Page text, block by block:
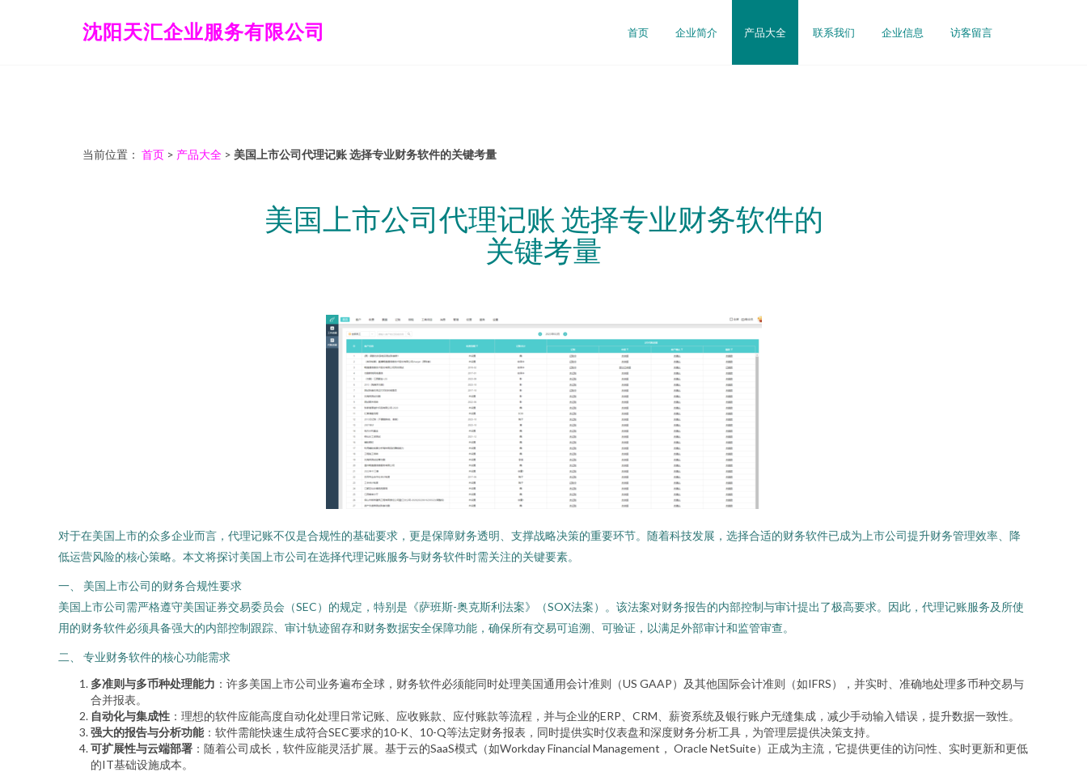
沈阳天汇企业服务有限公司 首页 企业简介 产品大全 联系我们 企业信息 访客留言
当前位置： 首页 > 产品大全 > 美国上市公司代理记账 选择专业财务软件的关键考量
美国上市公司代理记账 选择专业财务软件的
关键考量
对于在美国上市的众多企业而言，代理记账不仅是合规性的基础要求，更是保障财务透明、支撑战略决策的重要环节。随着科技发展，选择合适的财务软件已成为上市公司提升财务管理效率、降
低运营风险的核心策略。本文将探讨美国上市公司在选择代理记账服务与财务软件时需关注的关键要素。
一、 美国上市公司的财务合规性要求
美国上市公司需严格遵守美国证券交易委员会（SEC）的规定，特别是《萨班斯-奥克斯利法案》（SOX法案）。该法案对财务报告的内部控制与审计提出了极高要求。因此，代理记账服务及所使
用的财务软件必须具备强大的内部控制跟踪、审计轨迹留存和财务数据安全保障功能，确保所有交易可追溯、可验证，以满足外部审计和监管审查。
二、 专业财务软件的核心功能需求
多准则与多币种处理能力 ：许多美国上市公司业务遍布全球，财务软件必须能同时处理美国通用会计准则（US GAAP）及其他国际会计准则（如IFRS），并实时、准确地处理多币种交易与
合并报表。
自动化与集成性 ：理想的软件应能高度自动化处理日常记账、应收账款、应付账款等流程，并与企业的ERP、CRM、薪资系统及银行账户无缝集成，减少手动输入错误，提升数据一致性。
强大的报告与分析功能：软件需能快速生成符合SEC要求的10-K、10-Q等法定财务报表，同时提供实时仪表盘和深度财务分析工具，为管理层提供决策支持。
可扩展性与云端部署 ：随着公司成长，软件应能灵活扩展。基于云的SaaS模式（如Workday Financial Management， Oracle NetSuite）正成为主流，它提供更佳的访问性、实时更新和更低
的IT基础设施成本。